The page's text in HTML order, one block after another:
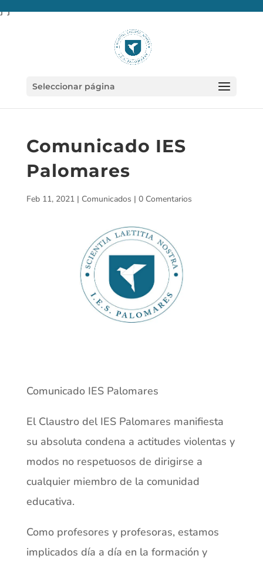
} }
Seleccionar página
Comunicado IES
Palomares
Feb 11, 2021| Comunicados | 0 Comentarios
Comunicado IES Palomares
El Claustro del IES Palomares manifiesta
su absoluta condena a actitudes violentas y
modos no respetuosos de dirigirse a
cualquier miembro de la comunidad
educativa.
Como profesores y profesoras, estamos
implicados día a día en la formación y